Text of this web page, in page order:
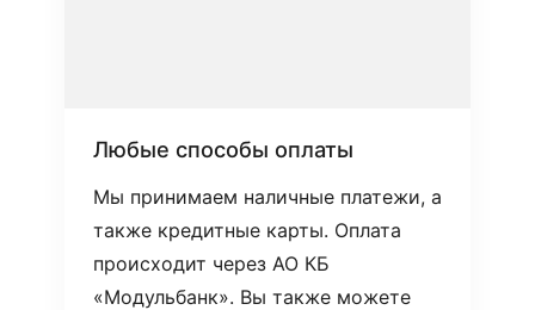
Любые способы оплаты
Мы принимаем наличные платежи, а
также кредитные карты. Оплата
происходит через АО КБ
«Модульбанк». Вы также можете